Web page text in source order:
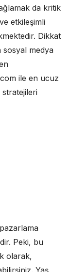
da kritik
etkileşimli
Dikkat
sosyal medya
ile en ucuz
Peki, bu
olarak,
Yaş,